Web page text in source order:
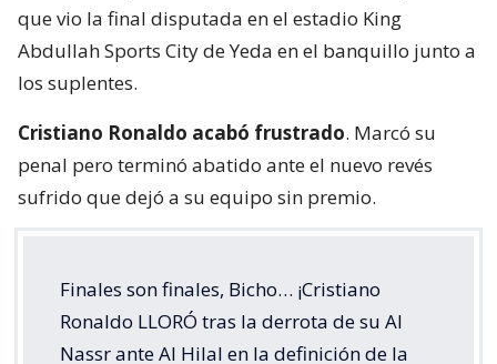
que vio la final disputada en el estadio King
Abdullah Sports City de Yeda en el banquillo junto a
los suplentes.
Cristiano Ronaldo acabó frustrado. Marcó su
penal pero terminó abatido ante el nuevo revés
sufrido que dejó a su equipo sin premio.
Finales son finales, Bicho… ¡Cristiano
Ronaldo LLORÓ tras la derrota de su Al
Nassr ante Al Hilal en la definición de la